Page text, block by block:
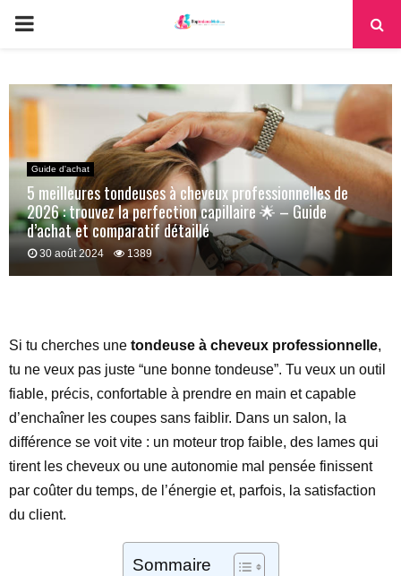
PRIMARY
Guide d'achat
5 meilleures tondeuses à cheveux professionnelles de
2026 : trouvez la perfection capillaire 🌟 – Guide
d’achat et comparatif détaillé
30 août 2024 1389
Si tu cherches une tondeuse à cheveux professionnelle,
tu ne veux pas juste “une bonne tondeuse”. Tu veux un outil
fiable, précis, confortable à prendre en main et capable
d’enchaîner les coupes sans faiblir. Dans un salon, la
différence se voit vite : un moteur trop faible, des lames qui
tirent les cheveux ou une autonomie mal pensée finissent
par coûter du temps, de l’énergie et, parfois, la satisfaction
du client.
Sommaire